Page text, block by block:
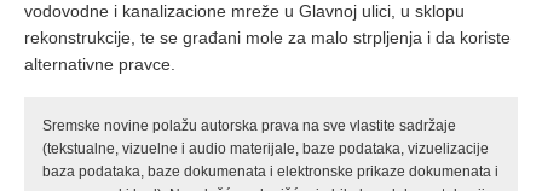
vodovodne i kanalizacione mreže u Glavnoj ulici, u sklopu
rekonstrukcije, te se građani mole za malo strpljenja i da koriste
alternativne pravce.
Sremske novine polažu autorska prava na sve vlastite sadržaje
(tekstualne, vizuelne i audio materijale, baze podataka, vizuelizacije
baza podataka, baze dokumenata i elektronske prikaze dokumenata i